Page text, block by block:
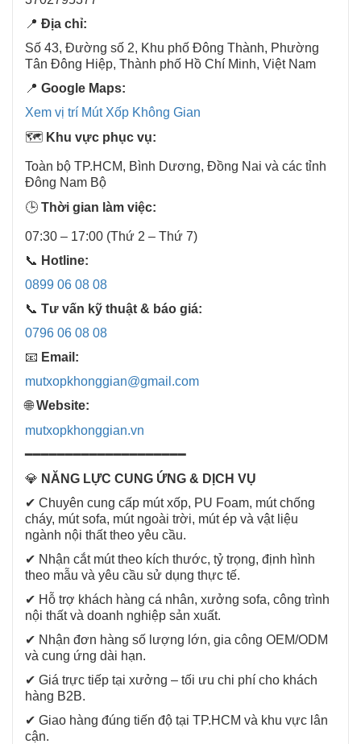
📍 Địa chỉ:
Số 43, Đường số 2, Khu phố Đông Thành, Phường
Tân Đông Hiệp, Thành phố Hồ Chí Minh, Việt Nam
📍 Google Maps:
Xem vị trí Mút Xốp Không Gian
🗺️ Khu vực phục vụ:
Toàn bộ TP.HCM, Bình Dương, Đồng Nai và các tỉnh
Đông Nam Bộ
🕒 Thời gian làm việc:
07:30 – 17:00 (Thứ 2 – Thứ 7)
📞 Hotline:
0899 06 08 08
📞 Tư vấn kỹ thuật & báo giá:
0796 06 08 08
📧 Email:
mutxopkhonggian@gmail.com
🌐Website:
mutxopkhonggian.vn
━━━━━━━━━━━━━━━━━━━━
💎 NĂNG LỰC CUNG ỨNG & DỊCH VỤ
✔ Chuyên cung cấp mút xốp, PU Foam, mút chống
cháy, mút sofa, mút ngoài trời, mút ép và vật liệu
ngành nội thất theo yêu cầu.
✔ Nhận cắt mút theo kích thước, tỷ trọng, định hình
theo mẫu và yêu cầu sử dụng thực tế.
✔ Hỗ trợ khách hàng cá nhân, xưởng sofa, công trình
nội thất và doanh nghiệp sản xuất.
✔ Nhận đơn hàng số lượng lớn, gia công OEM/ODM
và cung ứng dài hạn.
✔ Giá trực tiếp tại xưởng – tối ưu chi phí cho khách
hàng B2B.
✔ Giao hàng đúng tiến độ tại TP.HCM và khu vực lân
cận.